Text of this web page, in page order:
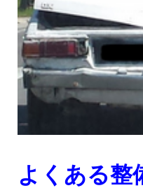
よくある整